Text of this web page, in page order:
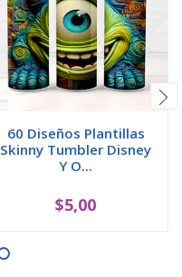
60 Diseños Plantillas
Skinny Tumbler Disney
Y O...
$5,00